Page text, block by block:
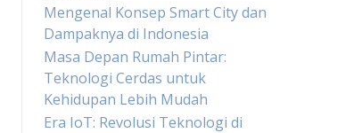
Mengenal Konsep Smart City dan
Dampaknya di Indonesia
Masa Depan Rumah Pintar:
Teknologi Cerdas untuk
Kehidupan Lebih Mudah
Era IoT: Revolusi Teknologi di